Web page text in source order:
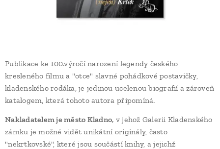
Publikace ke 100.výročí narození legendy českého
kresleného filmu a "otce" slavné pohádkové postavičky,
kladenského rodáka, je jedinou ucelenou biografií a zároveň
katalogem, která tohoto autora připomíná.
Nakladatelem je město Kladno, v jehož Galerii Kladenského
zámku je možné vidět unikátní originály, často
"nekrtkovské", které jsou součástí knihy, a jejichž